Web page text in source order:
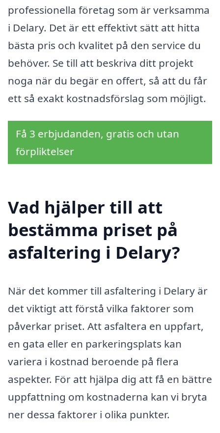
professionella företag som är verksamma
i Delary. Det är ett effektivt sätt att hitta
bästa pris och kvalitet på den service du
behöver. Se till att beskriva ditt projekt
noga när du begär en offert, så att du får
ett så exakt kostnadsförslag som möjligt.
Få 3 erbjudanden, gratis och utan
förpliktelser
Vad hjälper till att
bestämma priset på
asfaltering i Delary?
När det kommer till asfaltering i Delary är
det viktigt att förstå vilka faktorer som
påverkar priset. Att asfaltera en uppfart,
en gata eller en parkeringsplats kan
variera i kostnad beroende på flera
aspekter. För att hjälpa dig att få en bättre
uppfattning om kostnaderna kan vi bryta
ner dessa faktorer i olika punkter.